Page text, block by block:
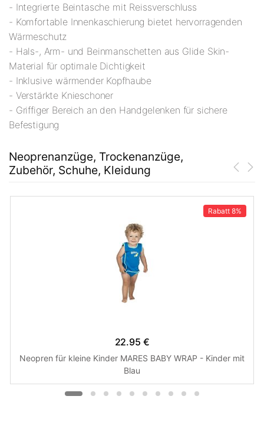
- Integrierte Beintasche mit Reissverschluss
- Komfortable Innenkaschierung bietet hervorragenden
Wärmeschutz
- Hals-, Arm- und Beinmanschetten aus Glide Skin-
Material für optimale Dichtigkeit
- Inklusive wärmender Kopfhaube
- Verstärkte Knieschoner
- Griffiger Bereich an den Handgelenken für sichere
Befestigung
Neoprenanzüge, Trockenanzüge,
Zubehör, Schuhe, Kleidung
Rabatt 8%
22.95 €
Neopren für kleine Kinder MARES BABY WRAP - Kinder mit
Blau